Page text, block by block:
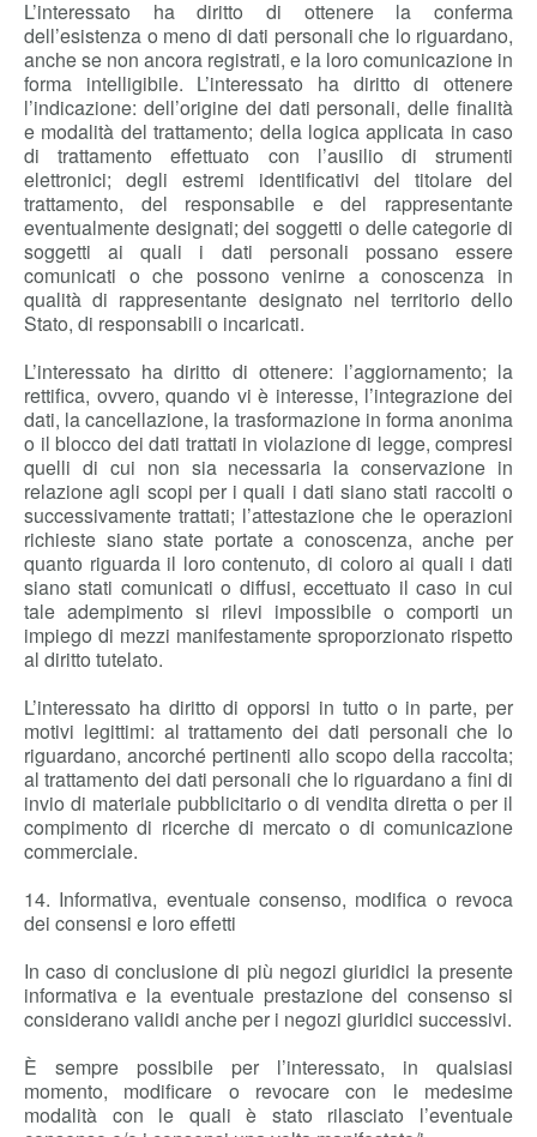
L’interessato ha diritto di ottenere la conferma
dell’esistenza o meno di dati personali che lo riguardano,
anche se non ancora registrati, e la loro comunicazione in
forma intelligibile. L’interessato ha diritto di ottenere
l’indicazione: dell’origine dei dati personali, delle finalità
e modalità del trattamento; della logica applicata in caso
di trattamento effettuato con l’ausilio di strumenti
elettronici; degli estremi identificativi del titolare del
trattamento, del responsabile e del rappresentante
eventualmente designati; dei soggetti o delle categorie di
soggetti ai quali i dati personali possano essere
comunicati o che possono venirne a conoscenza in
qualità di rappresentante designato nel territorio dello
Stato, di responsabili o incaricati.
L’interessato ha diritto di ottenere: l’aggiornamento; la
rettifica, ovvero, quando vi è interesse, l’integrazione dei
dati, la cancellazione, la trasformazione in forma anonima
o il blocco dei dati trattati in violazione di legge, compresi
quelli di cui non sia necessaria la conservazione in
relazione agli scopi per i quali i dati siano stati raccolti o
successivamente trattati; l’attestazione che le operazioni
richieste siano state portate a conoscenza, anche per
quanto riguarda il loro contenuto, di coloro ai quali i dati
siano stati comunicati o diffusi, eccettuato il caso in cui
tale adempimento si rilevi impossibile o comporti un
impiego di mezzi manifestamente sproporzionato rispetto
al diritto tutelato.
L’interessato ha diritto di opporsi in tutto o in parte, per
motivi legittimi: al trattamento dei dati personali che lo
riguardano, ancorché pertinenti allo scopo della raccolta;
al trattamento dei dati personali che lo riguardano a fini di
invio di materiale pubblicitario o di vendita diretta o per il
compimento di ricerche di mercato o di comunicazione
commerciale.
14. Informativa, eventuale consenso, modifica o revoca
dei consensi e loro effetti
In caso di conclusione di più negozi giuridici la presente
informativa e la eventuale prestazione del consenso si
considerano validi anche per i negozi giuridici successivi.
È sempre possibile per l’interessato, in qualsiasi
momento, modificare o revocare con le medesime
modalità con le quali è stato rilasciato l’eventuale